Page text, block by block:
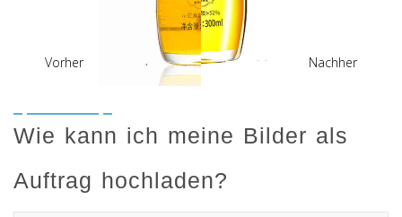
Nachher
Vorher
Wie kann ich meine Bilder als
Auftrag hochladen?